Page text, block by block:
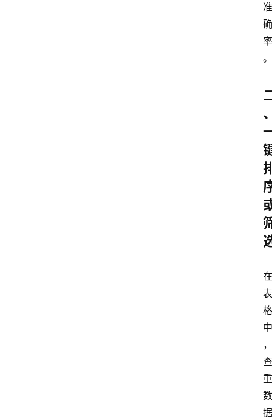
准
确
率
。
在
表
格
中
，
查
重
数
据